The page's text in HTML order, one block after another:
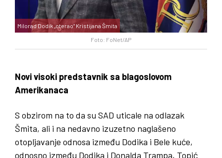
Foto: FoNet/AP
Milorad Dodik „oterao“ Kristijana Šmita
Novi visoki predstavnik sa blagoslovom
Amerikanaca
S obzirom na to da su SAD uticale na odlazak
Šmita, ali i na nedavno izuzetno naglašeno
otopljavanje odnosa između Dodika i Bele kuće,
odnosno između Dodika i Donalda Trampa, Topić